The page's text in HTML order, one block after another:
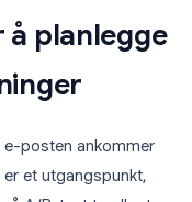
planlegge
e-posten ankommer
et utgangspunkt,